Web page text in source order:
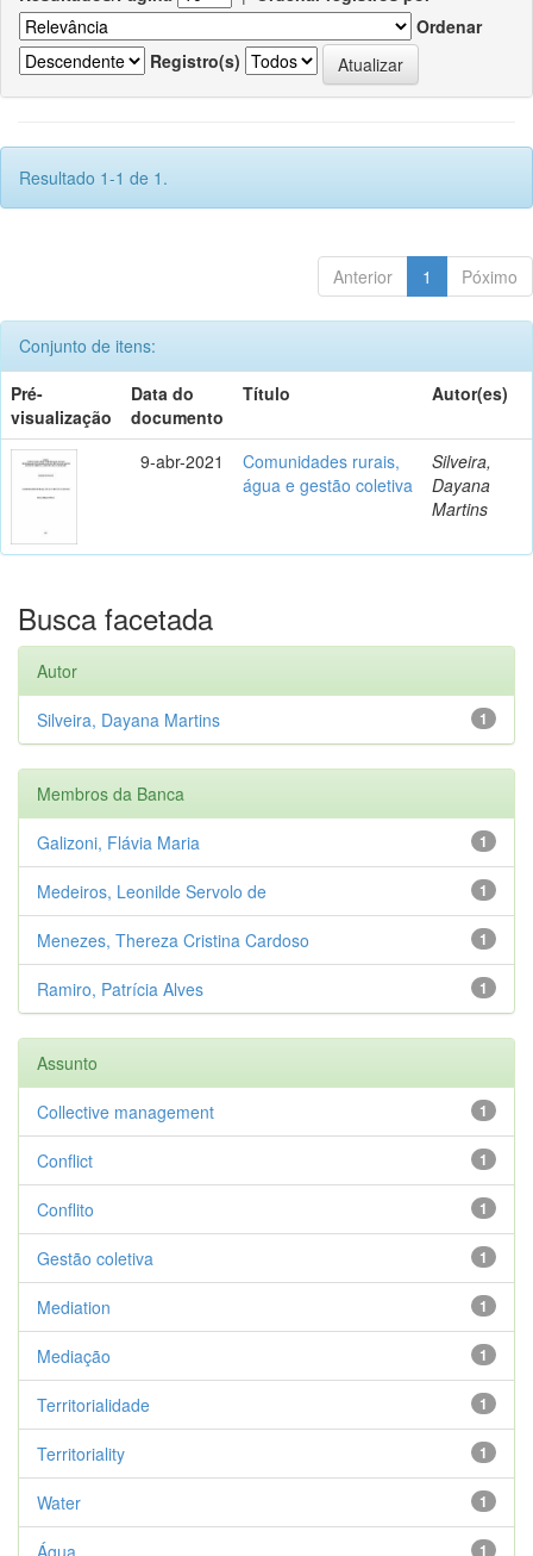
Ordenar
Registro(s)
Resultado 1-1 de 1.
Anterior 1 Póximo
Conjunto de itens:
Pré-
visualização
Data do
documento
Título Autor(es)
9-abr-2021
Comunidades rurais,
água e gestão coletiva
Silveira,
Dayana
Martins
Busca facetada
Autor
1
Silveira, Dayana Martins
Membros da Banca
1
Galizoni, Flávia Maria
1
Medeiros, Leonilde Servolo de
1
Menezes, Thereza Cristina Cardoso
1
Ramiro, Patrícia Alves
Assunto
1
Collective management
1
Conflict
1
Conflito
1
Gestão coletiva
1
Mediation
1
Mediação
1
Territorialidade
1
Territoriality
1
Water
1
Água